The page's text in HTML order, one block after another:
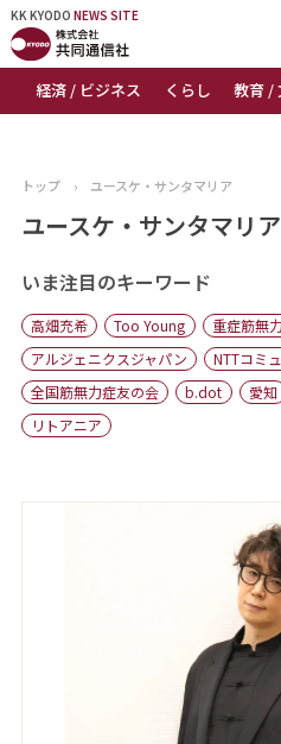
KK KYODO NEWS SITE
経済 / ビジネス くらし 教育 /
KK KYODONEWS SITE
トップページ
ニュース
おすすめコンテンツ
出版物
会社概要
トップ › ユースケ・サンタマリア
ユースケ・サンタマリア
いま注目のキーワード
高畑充希 Too Young 重症筋無
アルジェニクスジャパン
NTTコミ
全国筋無力症友の会
b.dot 愛知
リトアニア